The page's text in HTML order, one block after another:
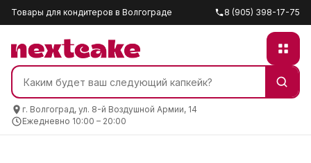
Товары для кондитеров в Волгограде 8 (905) 398-17-75
г. Волгоград, ул. 8-й Воздушной Армии, 14
Ежедневно 10:00 – 20:00